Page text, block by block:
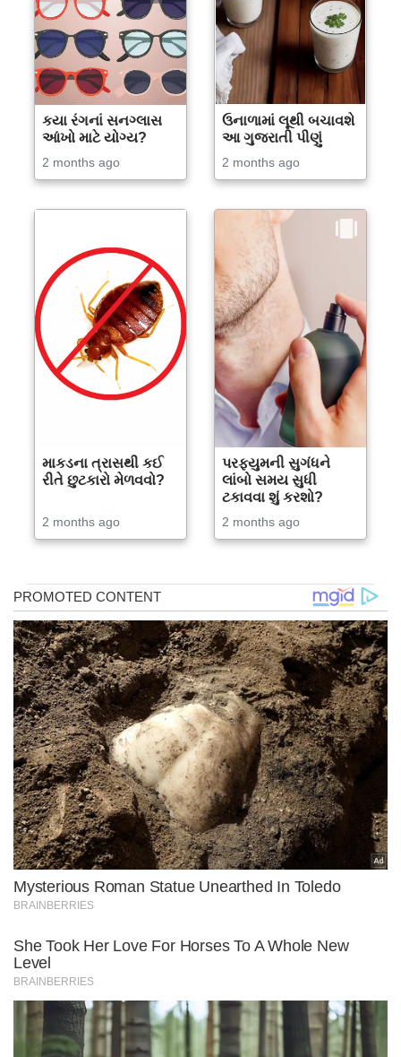
કયા રંગનાં સનગ્લાસ
આંખો માટે યોગ્ય?
2 months ago
ઉનાળામાં લૂથી બચાવશે
આ ગુજરાતી પીણું
2 months ago
માકડના ત્રાસથી કઈ
રીતે છુટકારો મેળવવો?
2 months ago
પરફ્યુમની સુગંધને
લાંબો સમય સુધી
ટકાવવા શું કરશો?
2 months ago